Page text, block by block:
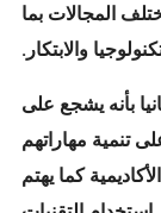
المجالات بما
والابتكار.
بأنه يشجع على
تنمية مهاراتهم
كما يهتم